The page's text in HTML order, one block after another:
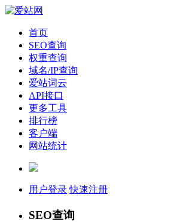
首页
SEO查询
权重查询
域名/IP查询
爱站词云
API接口
更多工具
排行榜
客户端
网站统计
用户登录 快速注册
SEO查询